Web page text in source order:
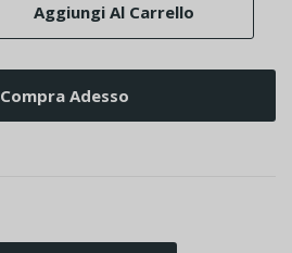
Aggiungi Al Carrello
Compra Adesso